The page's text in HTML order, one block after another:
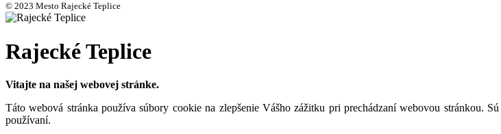
© 2023 Mesto Rajecké Teplice
Rajecké Teplice
Vitajte na našej webovej stránke.
Táto webová stránka používa súbory cookie na zlepšenie Vášho zážitku pri prechádzaní webovou stránkou.
používaní.